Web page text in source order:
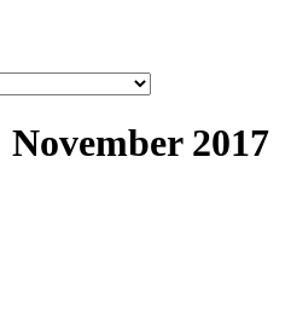
November 2017